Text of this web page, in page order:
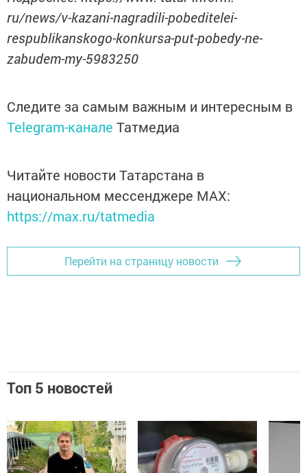
ru/news/v-kazani-nagradili-pobeditelei-
respublikanskogo-konkursa-put-pobedy-ne-
zabudem-my-5983250
Следите за самым важным и интересным в
Telegram-канале Татмедиа
Читайте новости Татарстана в
национальном мессенджере MАХ:
https://max.ru/tatmedia
Перейти на страницу новости
Топ 5 новостей